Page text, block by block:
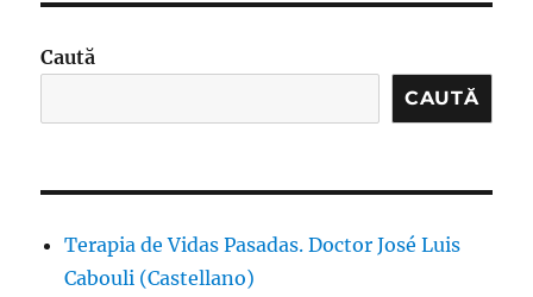
Caută
CAUTĂ
Terapia de Vidas Pasadas. Doctor José Luis
Cabouli (Castellano)